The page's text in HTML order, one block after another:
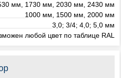
мм, 1730 мм, 2030 мм, 2430 мм
1000 мм, 1500 мм, 2000 мм
3,0; 3/4; 4,0; 5,0 мм
любой цвет по таблице RAL